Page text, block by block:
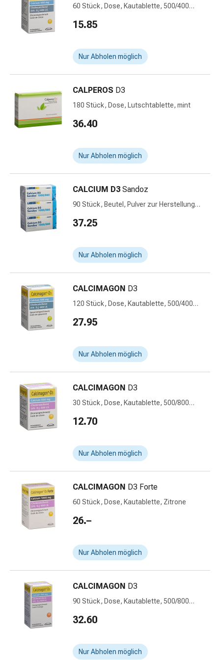
Unreine
Fieberblasen
Hautausschlag
Akne
Bachblütentherapie
Pflanzenknospen
Schüssler-
Anthroposophika
Niere,
Blase,
Prostata
Prostata
Nieren-
und
Blasenbeschwerden
Schmerzen
&
Fieber
Migräne
Gelenkschmerzen
Schmerzmittel
Kühlen
Schlaf
Beruhigung
Schlafstörungen
Rhonchopathie
Nasenmittel
Infektionen
Windpocken
Neurologische
Erkrankungen
Schwindelgefühl
Osteoporose
60 Stück, Dose, Kautablette, 500/400
15.85
Nur Abholen möglich
CALPEROS D3
180 Stück, Dose, Lutschtablette, mint
36.40
Nur Abholen möglich
CALCIUM D3 Sandoz
90 Stück, Beutel, Pulver zur Herstellung
37.25
Nur Abholen möglich
CALCIMAGON D3
120 Stück, Dose, Kautablette, 500/400
27.95
Nur Abholen möglich
CALCIMAGON D3
30 Stück, Dose, Kautablette, 500/800
12.70
Nur Abholen möglich
CALCIMAGON D3 Forte
60 Stück, Dose, Kautablette, Zitrone
26.–
Nur Abholen möglich
CALCIMAGON D3
90 Stück, Dose, Kautablette, 500/800
32.60
Nur Abholen möglich